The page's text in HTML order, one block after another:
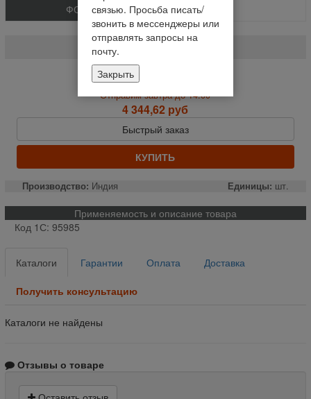
ФОТО
Ремень (PIX) 2НВ-3750 (шт.)
2В-3750 PIX
На складе
Отправим завтра до 14:00
4 344,62 руб
Быстрый заказ
КУПИТЬ
Производство: Индия Единицы: шт.
Применяемость и описание товара
Код 1С: 95985
Каталоги Гарантии Оплата Доставка
Получить консультацию
Каталоги не найдены
Отзывы о товаре
связью. Просьба писать/
звонить в мессенджеры или
отправлять запросы на
почту.
Закрыть